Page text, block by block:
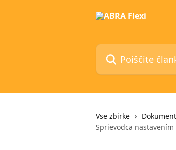
Poiščite članke ...
Vse zbirke
Sprievodca